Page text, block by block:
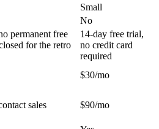
Small
No
permanent free
for the retro
14-day free trial,
no credit card
required
$30/mo
sales $90/mo